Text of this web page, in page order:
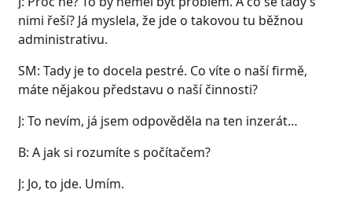
nimi řeší? Já myslela, že jde o takovou tu běžnou
administrativu.
SM: Tady je to docela pestré. Co víte o naší firmě,
máte nějakou představu o naší činnosti?
J: To nevím, já jsem odpověděla na ten inzerát…
B: A jak si rozumíte s počítačem?
J: Jo, to jde. Umím.